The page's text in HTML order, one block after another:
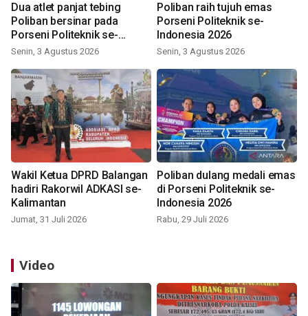
Dua atlet panjat tebing
Poliban bersinar pada
Porseni Politeknik se-
Indonesia 2026
Senin, 3 Agustus 2026
Poliban raih tujuh emas
Porseni Politeknik se-
Indonesia 2026
Senin, 3 Agustus 2026
Wakil Ketua DPRD Balangan
hadiri Rakorwil ADKASI se-
Kalimantan
Jumat, 31 Juli 2026
Poliban dulang medali emas
di Porseni Politeknik se-
Indonesia 2026
Rabu, 29 Juli 2026
Video